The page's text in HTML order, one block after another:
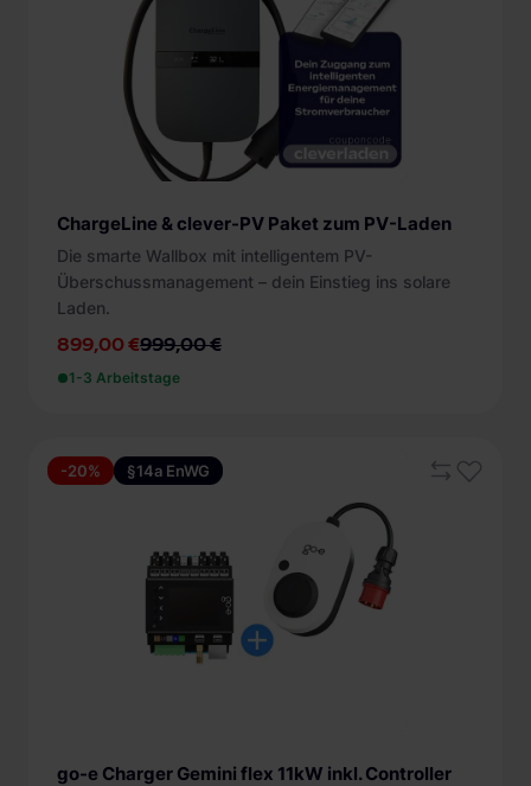
Modbus TCP (20)
Kompatibel mit
Abrechnungslösung (11)
ChargePilot (4)
Smart-Home (Energiemanagement) (8)
Solarstromladen (28)
Zugangsschutz
PIN (2)
Plug and Charge (ISO 15118) (8)
+ mehr
Energiezähler
eichrechtskonform (3)
MID (11)
ohne (3)
Testsieger
Auto Bild (3)
electricar (5)
ChargeLine & clever-PV Paket zum PV-Laden
Die smarte Wallbox mit intelligentem PV-
Überschussmanagement – dein Einstieg ins solare
Laden.
899,00 €999,00 €
1-3 Arbeitstage
-20% §14a EnWG
go-e Charger Gemini flex 11kW inkl. Controller